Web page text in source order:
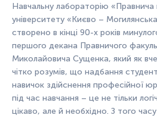
Навчальну лабораторію «Правнича
університету «Києво –
створено в кінці 90-х років
першого декана Правничого
Миколайовича Сущенка, який як
чітко розумів, що надбання
навичок здійснення професійної
під час навчання – це не тільки
цікаво, але й необхідно. З того